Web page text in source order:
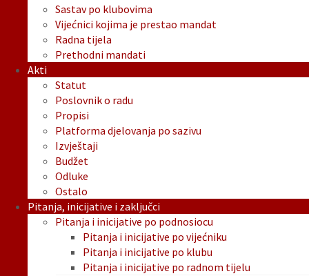
Sastav po klubovima
Vijećnici kojima je prestao mandat
Radna tijela
Prethodni mandati
Akti
Statut
Poslovnik o radu
Propisi
Platforma djelovanja po sazivu
Izvještaji
Budžet
Odluke
Ostalo
Pitanja, inicijative i zaključci
Pitanja i inicijative po podnosiocu
Pitanja i inicijative po vijećniku
Pitanja i inicijative po klubu
Pitanja i inicijative po radnom tijelu